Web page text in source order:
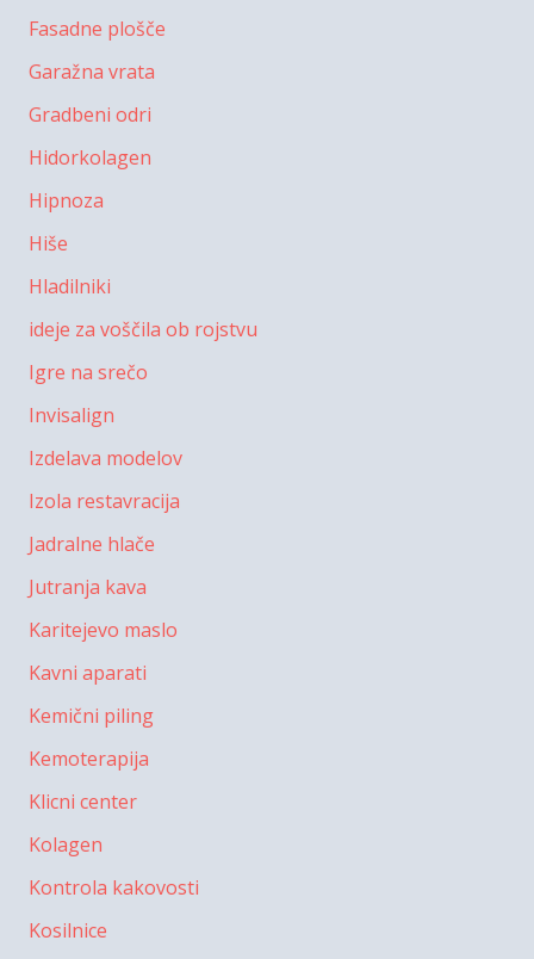
Fasadne plošče
Garažna vrata
Gradbeni odri
Hidorkolagen
Hipnoza
Hiše
Hladilniki
ideje za voščila ob rojstvu
Igre na srečo
Invisalign
Izdelava modelov
Izola restavracija
Jadralne hlače
Jutranja kava
Karitejevo maslo
Kavni aparati
Kemični piling
Kemoterapija
Klicni center
Kolagen
Kontrola kakovosti
Kosilnice